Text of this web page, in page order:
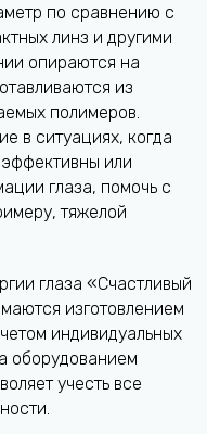
по сравнению с
линз и другими
опираются на
из
полимеров.
в ситуациях, когда
или
глаза, помочь с
тяжелой
глаза «Счастливый
изготовлением
индивидуальных
оборудованием
учесть все